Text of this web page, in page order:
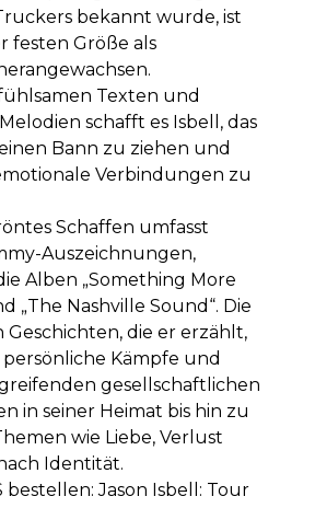
bekannt wurde, ist
festen Größe als
Texten und
schafft es Isbell, das
Bann zu ziehen und
Verbindungen zu
Schaffen umfasst
Auszeichnungen,
Alben „Something More
„The Nashville Sound“. Die
die er erzählt,
Kämpfe und
gesellschaftlichen
in seiner Heimat bis hin zu
wie Liebe, Verlust
Identität.
bestellen:Jason Isbell: Tour